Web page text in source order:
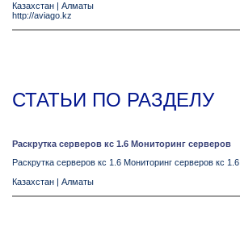
Казахстан | Алматы
http://aviago.kz
СТАТЬИ ПО РАЗДЕЛУ
Раскрутка серверов кс 1.6 Мониторинг серверов
Раскрутка серверов кс 1.6 Мониторинг серверов кс 1.6
Казахстан | Алматы